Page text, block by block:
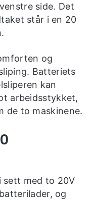
side. Det
står i en 20
og
Batteriets
kan
arbeidsstykket,
de to maskinene.
sett med to 20V
og